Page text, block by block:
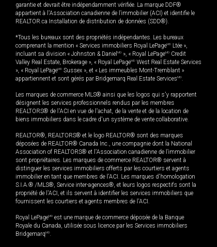
garantie et devrait être indépendamment vérifiée. La marque DDF®
appartient à l'Association canadienne de l’immobilier (ACI) et identifie le
REALTOR.ca Installation de distribution de données (SDD®).
*Tous les bureaux sont des propriétés indépendantes. Les bureaux
comprenant la mention « Services immobiliers Royal LePageMD Ltée »,
incluant sa division « Johnston & Daniel MD », « Royal LePageMD Credit
Valley Real Estate, Brokerage », « Royal LePageMD West Real Estate Services
», « Royal LePageMD Sussex », et « Les immeubles Mont-Tremblant »
appartiennent et sont gérés par Bridgemarq Real Estate ServicesMD.
Les marques de commerce MLS® ainsi que les logos qui s'y rapportent
désignent les services professionnels rendus par les membres
REALTORS® de l'ACI en vue de l'achat, de la vente et de la location de
biens immobiliers dans le cadre d'un système de vente collaborative.
REALTOR®, REALTORS® et le logo REALTOR® sont des marques
déposées de REALTOR® Canada Inc., une compagnie dont la National
Association of REALTORS® et l'Association canadienne de l’immobilier
sont propriétaires. Les marques de commerce REALTOR® servent à
distinguer les services immobiliers offerts par les courtiers et agents
immobilier en tant que membres de l'ACI. Les marques d'homologation
S.I.A.® /MLS®, Service inter-agences®, et leurs logos respectifs sont la
propriété de l'ACI, et ils servent à identifier les services immobiliers que
fournissent les courtiers et agents membres de l'ACI.
Royal LePageMD est une marque de commerce déposée de la Banque
Royale du Canada, utilisée sous licence par les Services immobiliers
BridgemarqMD.